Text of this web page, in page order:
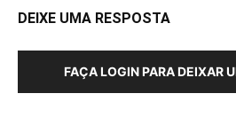
DEIXE UMA RESPOSTA
FAÇA LOGIN PARA DEIXAR